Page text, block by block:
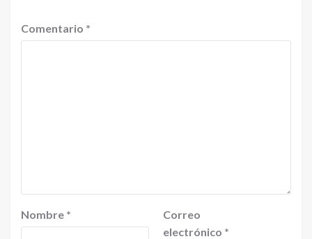
Comentario *
Nombre *
Correo
electrónico *